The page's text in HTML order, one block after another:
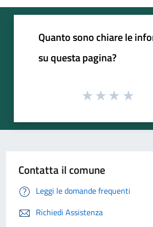
Quanto sono chiare le
su questa pagina?
Contatta il comune
Leggi le domande frequenti
Richiedi Assistenza